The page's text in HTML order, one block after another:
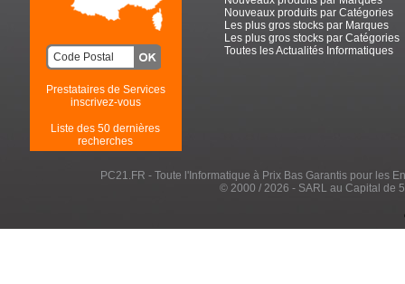
Prestataires de Services
inscrivez-vous
Liste des 50 dernières
recherches
Nouveaux produits par Catégories
Les plus gros stocks par Marques
Les plus gros stocks par Catégories
Toutes les Actualités Informatiques
PC21.FR - Toute l'Informatique à Prix Bas Garantis pour les
© 2000 / 2026 - SARL au Capital de